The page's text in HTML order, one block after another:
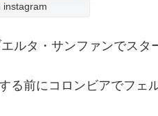
ルタ・サンファンでスタ
る前にコロンビアでフェ